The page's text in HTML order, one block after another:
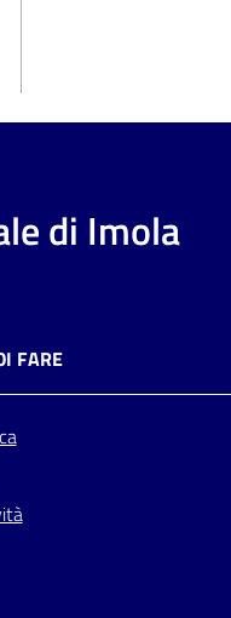
di Imola
FARE